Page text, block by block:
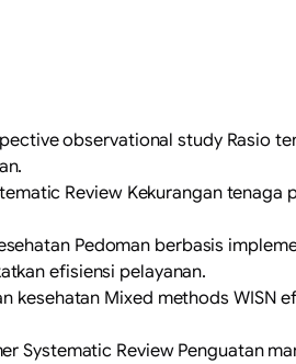
observational study Rasio
Review Kekurangan tenaga
Pedoman berbasis
efisiensi pelayanan.
kesehatan Mixed methods WISN
Systematic Review Penguatan